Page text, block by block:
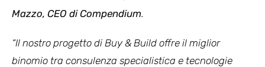
Mazzo, CEO di Compendium.
“Il nostro progetto di Buy & Build offre il miglior
binomio tra consulenza specialistica e tecnologie